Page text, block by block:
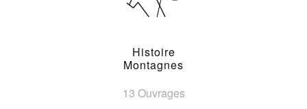
Histoire
Montagnes
13 Ouvrages